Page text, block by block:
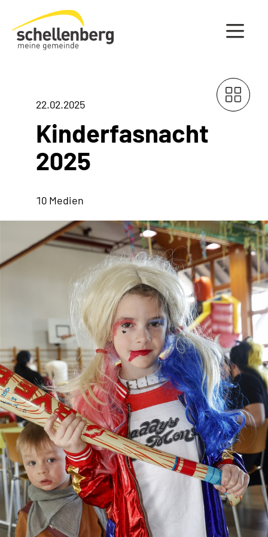
Gemeinde Schellenberg Startseite
22.02.2025
Kinderfasnacht
2025
10 Medien